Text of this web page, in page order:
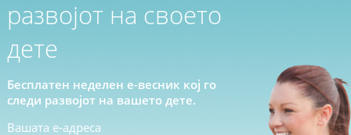
развојот на своето
дете
Бесплатен неделен е-весник кој го
следи развојот на вашето дете.
Вашата е-адреса